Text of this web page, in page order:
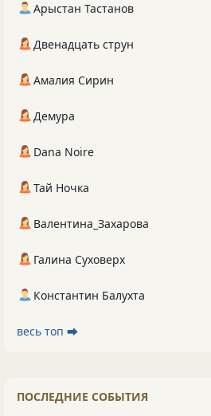
Арыстан Тастанов
Двенадцать струн
Амалия Сирин
Демура
Dana Noire
Тай Ночка
Валентина_Захарова
Галина Суховерх
Константин Балухта
весь топ ⮕
ПОСЛЕДНИЕ СОБЫТИЯ